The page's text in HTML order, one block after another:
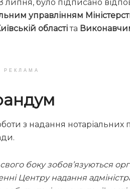
липня, було підписано
управлінням
областіта
РЕКЛАМА
з надання нотаріальних
боку зобов’язуються
Центру надання